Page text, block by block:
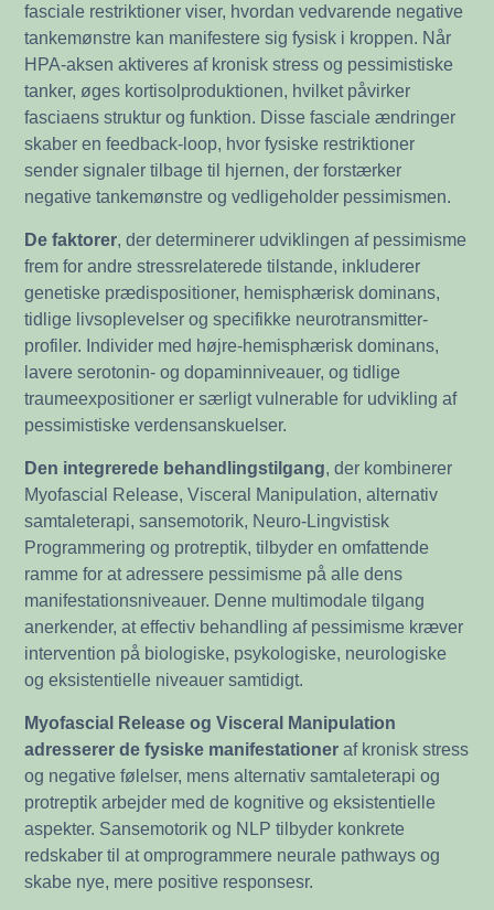
fasciale restriktioner viser, hvordan vedvarende negative
tankemønstre kan manifestere sig fysisk i kroppen. Når
HPA-aksen aktiveres af kronisk stress og pessimistiske
tanker, øges kortisolproduktionen, hvilket påvirker
fasciaens struktur og funktion. Disse fasciale ændringer
skaber en feedback-loop, hvor fysiske restriktioner
sender signaler tilbage til hjernen, der forstærker
negative tankemønstre og vedligeholder pessimismen.
De faktorer, der determinerer udviklingen af pessimisme
frem for andre stressrelaterede tilstande, inkluderer
genetiske prædispositioner, hemisphærisk dominans,
tidlige livsoplevelser og specifikke neurotransmitter-
profiler. Individer med højre-hemisphærisk dominans,
lavere serotonin- og dopaminniveauer, og tidlige
traumeexpositioner er særligt vulnerable for udvikling af
pessimistiske verdensanskuelser.
Den integrerede behandlingstilgang, der kombinerer
Myofascial Release, Visceral Manipulation, alternativ
samtaleterapi, sansemotorik, Neuro-Lingvistisk
Programmering og protreptik, tilbyder en omfattende
ramme for at adressere pessimisme på alle dens
manifestationsniveauer. Denne multimodale tilgang
anerkender, at effectiv behandling af pessimisme kræver
intervention på biologiske, psykologiske, neurologiske
og eksistentielle niveauer samtidigt.
Myofascial Release og Visceral Manipulation
adresserer de fysiske manifestationer af kronisk stress
og negative følelser, mens alternativ samtaleterapi og
protreptik arbejder med de kognitive og eksistentielle
aspekter. Sansemotorik og NLP tilbyder konkrete
redskaber til at omprogrammere neurale pathways og
skabe nye, mere positive responsesr.